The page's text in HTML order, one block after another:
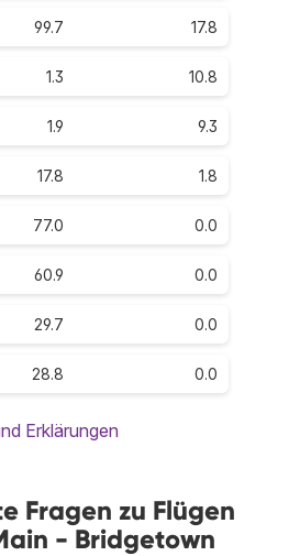
99.7 17.8
1.3 10.8
1.9 9.3
17.8 1.8
77.0 0.0
60.9 0.0
29.7 0.0
28.8 0.0
Erklärungen
Fragen zu Flügen
- Bridgetown